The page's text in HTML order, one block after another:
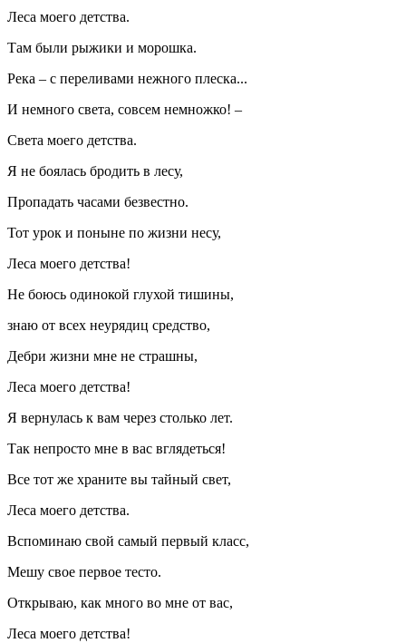
Леса моего детства.
Там были рыжики и морошка.
Река – с переливами нежного плеска...
И немного света, совсем немножко! –
Света моего детства.
Я не боялась бродить в лесу,
Пропадать часами безвестно.
Тот урок и поныне по жизни несу,
Леса моего детства!
Не боюсь одинокой глухой тишины,
знаю от всех неурядиц средство,
Дебри жизни мне не страшны,
Леса моего детства!
Я вернулась к вам через столько лет.
Так непросто мне в вас вглядеться!
Все тот же храните вы тайный свет,
Леса моего детства.
Вспоминаю свой самый первый класс,
Мешу свое первое тесто.
Открываю, как много во мне от вас,
Леса моего детства!